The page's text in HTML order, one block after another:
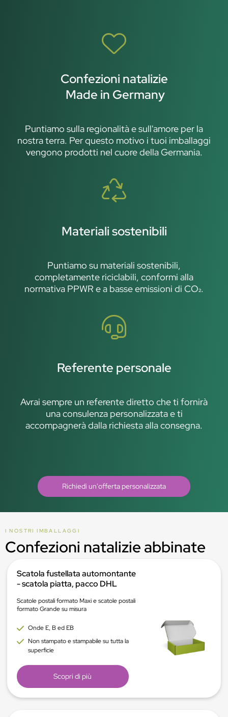
Confezioni natalizie
Made in Germany
Puntiamo sulla regionalità e sull'amore per la
nostra terra. Per questo motivo i tuoi imballaggi
vengono prodotti nel cuore della Germania.
Materiali sostenibili
Puntiamo su materiali sostenibili,
completamente riciclabili, conformi alla
normativa PPWR e a basse emissioni di CO₂.
Referente personale
Avrai sempre un referente diretto che ti fornirà
una consulenza personalizzata e ti
accompagnerà dalla richiesta alla consegna.
Richiedi un'offerta personalizzata
I NOSTRI IMBALLAGGI
Confezioni natalizie abbinate
Scatola fustellata automontante
- scatola piatta, pacco DHL
Scatole postali formato Maxi e scatole postali
formato Grande su misura
Onde E, B ed EB
Non stampato e stampabile su tutta la
superficie
Scopri di più